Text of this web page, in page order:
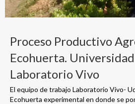
Proceso Productivo
Ecohuerta.
Laboratorio Vivo
El equipo de trabajo Laboratorio Vivo-
Ecohuerta experimental en donde se